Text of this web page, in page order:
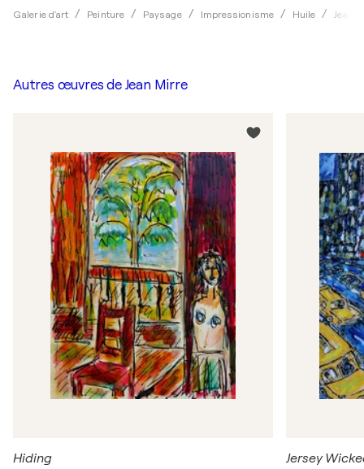
Galerie d'art Peinture Paysage Impressionisme Huile Jean
Autres œuvres de Jean Mirre
Hiding Jersey